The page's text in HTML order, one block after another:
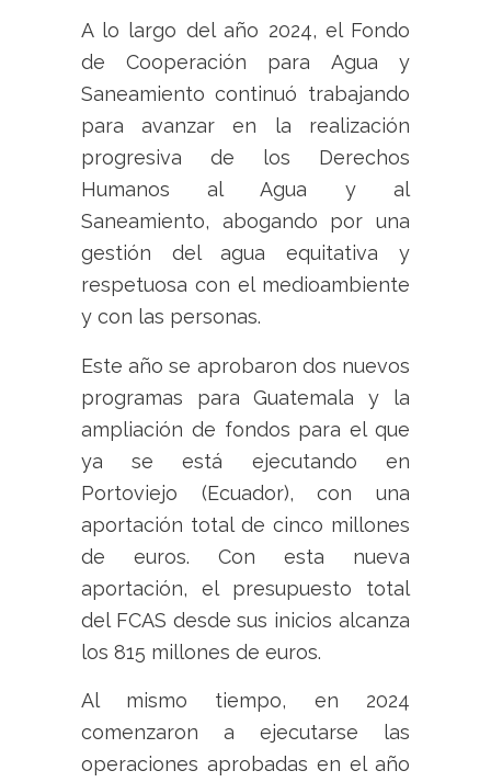
A lo largo del año 2024, el Fondo
de Cooperación para Agua y
Saneamiento continuó trabajando
para avanzar en la realización
progresiva de los Derechos
Humanos al Agua y al
Saneamiento, abogando por una
gestión del agua equitativa y
respetuosa con el medioambiente
y con las personas.
Este año se aprobaron dos nuevos
programas para Guatemala y la
ampliación de fondos para el que
ya se está ejecutando en
Portoviejo (Ecuador), con una
aportación total de cinco millones
de euros. Con esta nueva
aportación, el presupuesto total
del FCAS desde sus inicios alcanza
los 815 millones de euros.
Al mismo tiempo, en 2024
comenzaron a ejecutarse las
operaciones aprobadas en el año